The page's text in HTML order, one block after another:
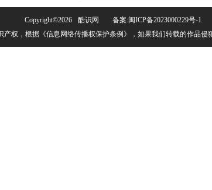
Copyright©2026 酷识网 备案:闽ICP备2023000229号-1
产权，根据《信息网络传播权保护条例》，如果我们转载的作品侵